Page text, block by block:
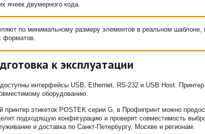
ячеек двумерного кода.
по минимальному размеру элементов в реальном шаблоне,
форматов.
к эксплуатации
интерфейсы USB, Ethernet, RS-232 и USB Host.
оборудованию.
принтер этикеток POSTEK серии G, в Профипринт можно
подходящую конфигурацию и проверят совместимость
и доставка по Санкт-Петербургу, Москве и регионам.